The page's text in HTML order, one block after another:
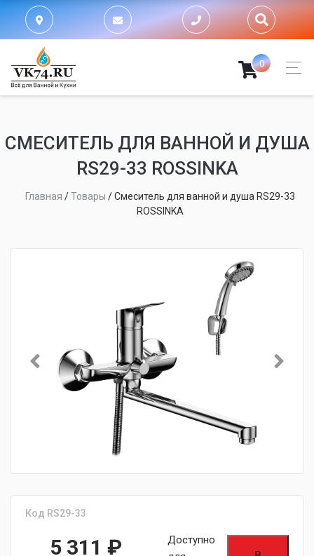
0
СМЕСИТЕЛЬ ДЛЯ ВАННОЙ И ДУША
RS29-33 ROSSINKA
Главная /Товары /Смеситель для ванной и душа RS29-33
ROSSINKA
Код RS29-33
5 311 ₽
Доступно